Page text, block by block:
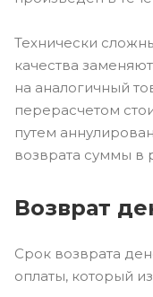
Технически
качества
на аналогичный
перерасчетом
путем
возврата суммы в
Возврат
Срок возврата
оплаты, который